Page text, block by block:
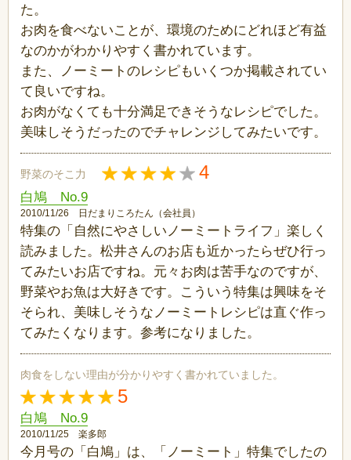
た。
お肉を食べないことが、環境のためにどれほど有益
なのかがわかりやすく書かれています。
また、ノーミートのレシピもいくつか掲載されてい
て良いですね。
お肉がなくても十分満足できそうなレシピでした。
美味しそうだったのでチャレンジしてみたいです。
野菜のそこ力 4
白鳩 No.9
2010/11/26 日だまりころたん（会社員）
特集の「自然にやさしいノーミートライフ」楽しく
読みました。松井さんのお店も近かったらぜひ行っ
てみたいお店ですね。元々お肉は苦手なのですが、
野菜やお魚は大好きです。こういう特集は興味をそ
そられ、美味しそうなノーミートレシピは直ぐ作っ
てみたくなります。参考になりました。
肉食をしない理由が分かりやすく書かれていました。
5
白鳩 No.9
2010/11/25 楽多郎
今月号の「白鳩」は、「ノーミート」特集でしたの